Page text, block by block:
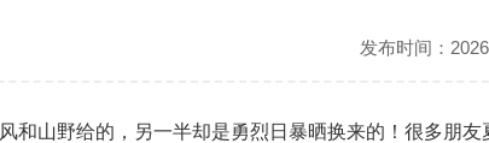
发布时间：
和山野给的，另一半却是勇烈日暴晒换来的！很多朋